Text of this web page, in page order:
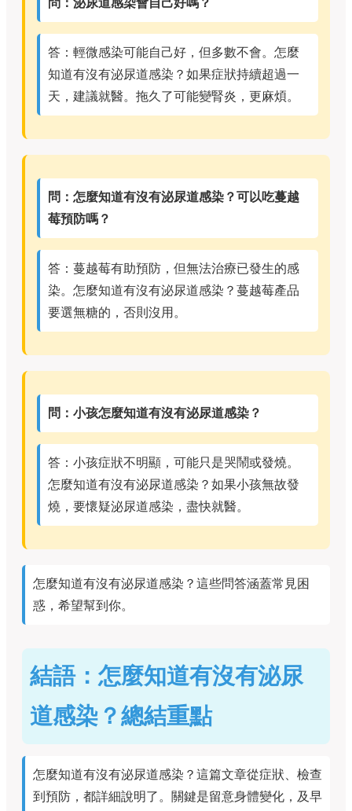
問：泌尿道感染會自己好嗎？
答：輕微感染可能自己好，但多數不會。怎麼
知道有沒有泌尿道感染？如果症狀持續超過一
天，建議就醫。拖久了可能變腎炎，更麻煩。
問：怎麼知道有沒有泌尿道感染？可以吃蔓越
莓預防嗎？
答：蔓越莓有助預防，但無法治療已發生的感
染。怎麼知道有沒有泌尿道感染？蔓越莓產品
要選無糖的，否則沒用。
問：小孩怎麼知道有沒有泌尿道感染？
答：小孩症狀不明顯，可能只是哭鬧或發燒。
怎麼知道有沒有泌尿道感染？如果小孩無故發
燒，要懷疑泌尿道感染，盡快就醫。
怎麼知道有沒有泌尿道感染？這些問答涵蓋常見困
惑，希望幫到你。
結語：怎麼知道有沒有泌尿
道感染？總結重點
怎麼知道有沒有泌尿道感染？這篇文章從症狀、檢查
到預防，都詳細說明了。關鍵是留意身體變化，及早